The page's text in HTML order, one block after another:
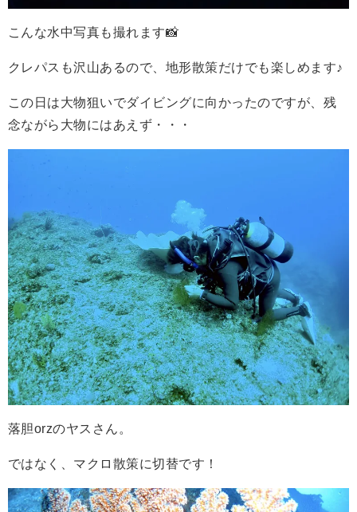
こんな水中写真も撮れます📸
クレパスも沢山あるので、地形散策だけでも楽しめます♪
この日は大物狙いでダイビングに向かったのですが、残
念ながら大物にはあえず・・・
落胆orzのヤスさん。
ではなく、マクロ散策に切替です！